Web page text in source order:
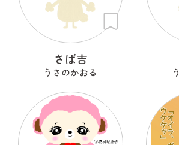
さば吉
うさのかおる